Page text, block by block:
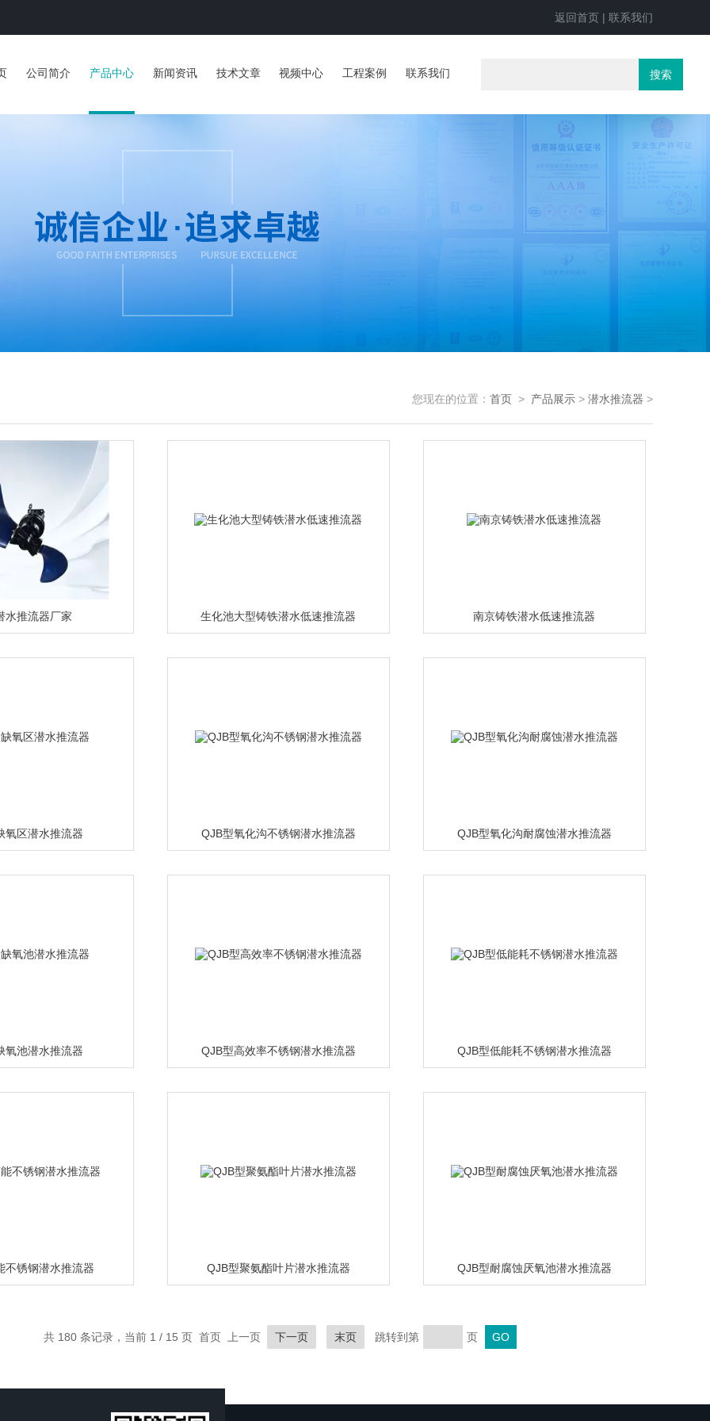
返回首页 | 联系我们
公司简介 产品中心 新闻资讯 技术文章 视频中心 工程案例 联系我们
您现在的位置： 首页 > 产品展示 > 潜水推流器 >
水推流器厂家 生化池大型铸铁潜水低速推流器 南京铸铁潜水低速推流器
氧区潜水推流器 QJB型氧化沟不锈钢潜水推流器 QJB型氧化沟耐腐蚀潜水推流器
氧池潜水推流器 QJB型高效率不锈钢潜水推流器 QJB型低能耗不锈钢潜水推流器
不锈钢潜水推流器 QJB型聚氨酯叶片潜水推流器 QJB型耐腐蚀厌氧池潜水推流器
共 180 条记录，当前 1 / 15 页 首页 上一页 下一页 末页 跳转到第 页